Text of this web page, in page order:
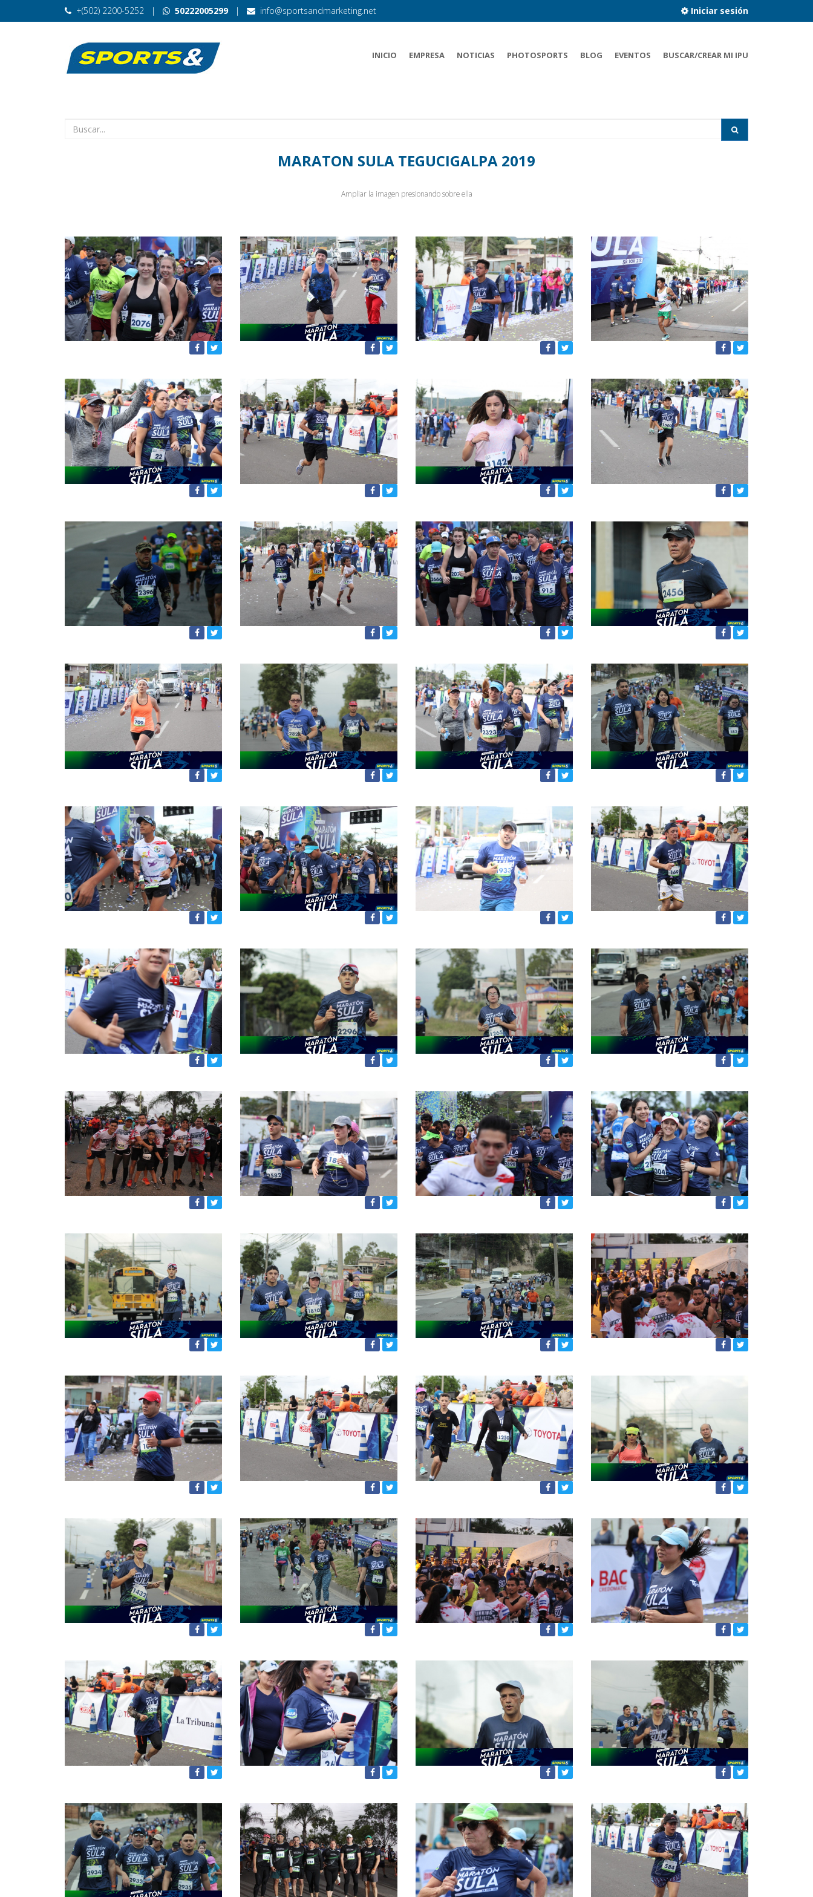
Iniciar sesión
+(502) 2200-5252 | 50222005299 | info@sportsandmarketing.net
INICIO EMPRESA NOTICIAS PHOTOSPORTS BLOG EVENTOS BUSCAR/CREAR MI IPU
MARATON SULA TEGUCIGALPA 2019
Ampliar la imagen presionando sobre ella